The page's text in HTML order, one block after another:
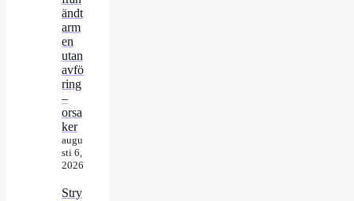
ändt
arm
en
utan
avfö
ring
–
orsa
ker
augu
sti 6,
2026
Stry